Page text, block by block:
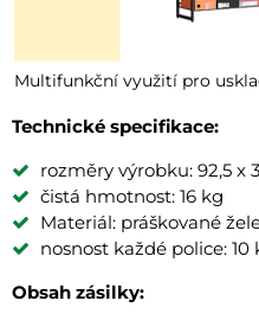
Multifunkční využití pro
Technické specifikace:
rozměry výrobku: 92,5 x
čistá hmotnost: 16 kg
Materiál: práškované
nosnost každé police: 10
Obsah zásilky: